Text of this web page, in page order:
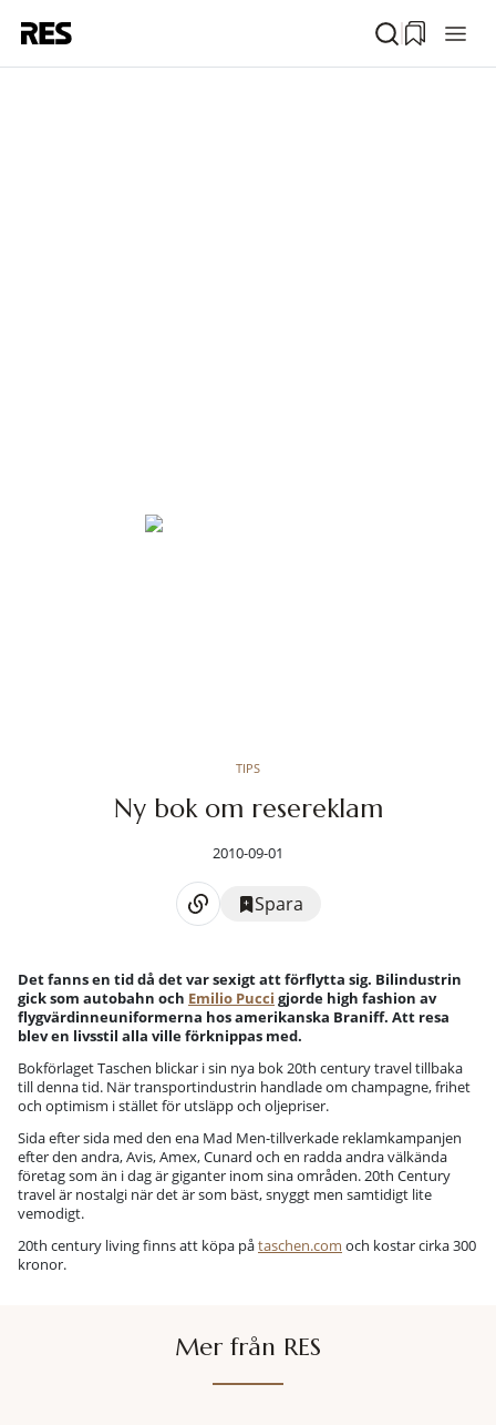
TIPS
Ny bok om resereklam
2010-09-01
Spara
Det fanns en tid då det var sexigt att förflytta sig. Bilindustrin
gick som autobahn och Emilio Pucci gjorde high fashion av
flygvärdinneuniformerna hos amerikanska Braniff. Att resa
blev en livsstil alla ville förknippas med.
Bokförlaget Taschen blickar i sin nya bok 20th century travel tillbaka
till denna tid. När transportindustrin handlade om champagne, frihet
och optimism i stället för utsläpp och oljepriser.
Sida efter sida med den ena Mad Men-tillverkade reklamkampanjen
efter den andra, Avis, Amex, Cunard och en radda andra välkända
företag som än i dag är giganter inom sina områden. 20th Century
travel är nostalgi när det är som bäst, snyggt men samtidigt lite
vemodigt.
20th century living finns att köpa påtaschen.com och kostar cirka 300
kronor.
Mer från RES